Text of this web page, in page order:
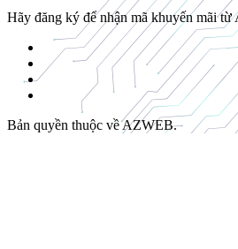
Hãy đăng ký để nhận mã khuyến mãi
Bản quyền thuộc về AZWEB.